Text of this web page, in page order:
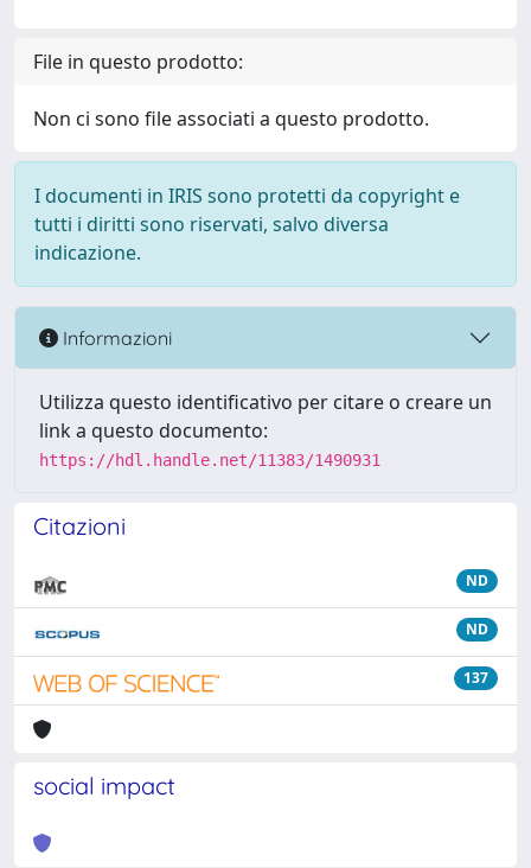
File in questo prodotto:
Non ci sono file associati a questo prodotto.
I documenti in IRIS sono protetti da copyright e
tutti i diritti sono riservati, salvo diversa
indicazione.
Informazioni
Utilizza questo identificativo per citare o creare un
link a questo documento:
https://hdl.handle.net/11383/1490931
Citazioni
ND
ND
137
social impact